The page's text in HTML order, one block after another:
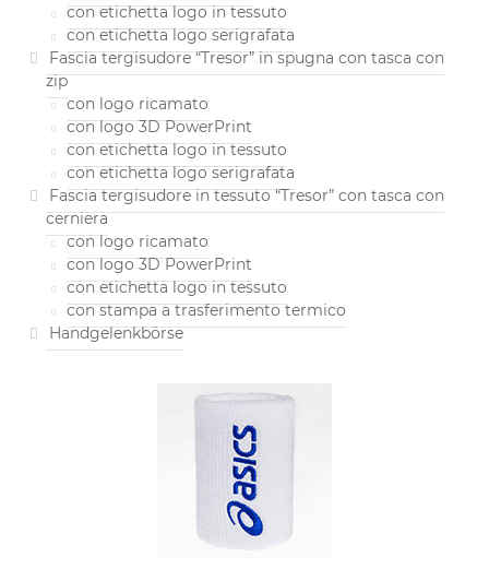
con etichetta logo in tessuto
con etichetta logo serigrafata
Fascia tergisudore “Tresor” in spugna con tasca con
zip
con logo ricamato
con logo 3D PowerPrint
con etichetta logo in tessuto
con etichetta logo serigrafata
Fascia tergisudore in tessuto “Tresor” con tasca con
cerniera
con logo ricamato
con logo 3D PowerPrint
con etichetta logo in tessuto
con stampa a trasferimento termico
Handgelenkbörse